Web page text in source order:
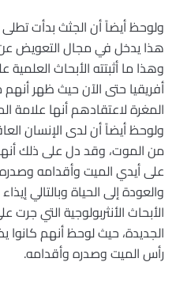
ولوحظ أيضاً أن الجثث بدأت تطلى
هذا يدخل في مجال التعويض
وهذا ما أثبتته الأبحاث
أفريقيا حتى الآن حيث ظهر
المغرة لاعتقادهم أنها علامة
ولوحظ أيضاً أن لدى الإنسان
من الموت، وقد دل على ذلك
على أيدي الميت وأقدامه
والعودة إلى الحياة وبالتالي
الأبحاث الأنثربولوجية التي
الجديدة، حيث لوحظ أنهم كانوا
رأس الميت وصدره وأقدامه.